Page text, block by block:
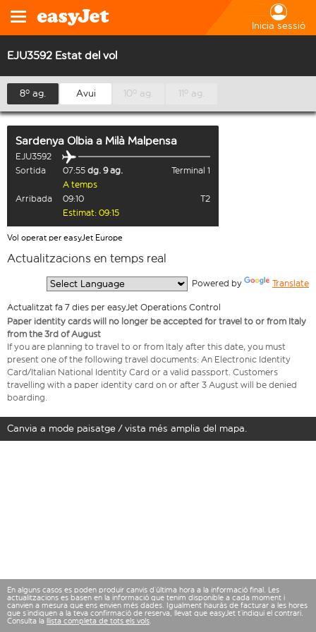
Inicia sessió
EJU3592 Estat del vol
8º ag. Avui 10º ag. 11º ag.
Sardenya Olbia a Milà Malpensa
EJU3592
Sortida
07:55 dg. 9 ag.
Terminal 1
A temps
Arribada
09:10
T2
Estimat: 09:15
Vol operat per easyJet Europe
Actualitzacions en temps real
Powered by Translate
Actualitzat fa 7 dies per easyJet Operations Control
Paper identity cards will no longer be accepted for travel to or from Italy
from the 3rd of August
If you are planning to travel to or from Italy after this date, you must
present one of the following travel documents: An Electronic Identity
Card/Italian National Identity Card or a valid passport. Customers
travelling with a paper identity card on or after 3 August will be denied
boarding.
Canvia a mode paisatge / vista més amplia del mapa.
En alguns casos es poden produir canvis d’última hora a la informació final. Les
actualitzacions es basen en la informació que tenim disponible a cada moment i
canvien a mesura que ens envien més dades. Igualment hauràs de facturar a les hores
que s’indiquen a la teva confirmació de reserva, llevat que easyJet t’indiqui el contrari.
Consulta la llista completa de tots els vols.